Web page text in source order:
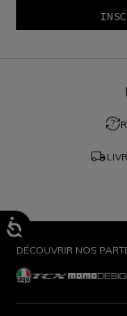
question_exchange
local_shipping
DÉCOUVRIR NOS